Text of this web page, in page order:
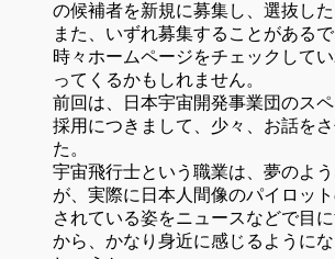
の候補者を新規に募集し、選抜した
また、いずれ募集することがあるで
時々ホームページをチェックして
ってくるかもしれません。
前回は、日本宇宙開発事業団のス
採用につきまして、少々、お話を
た。
宇宙飛行士という職業は、夢のよ
が、実際に日本人間像のパイロッ
されている姿をニュースなどで目
から、かなり身近に感じるように